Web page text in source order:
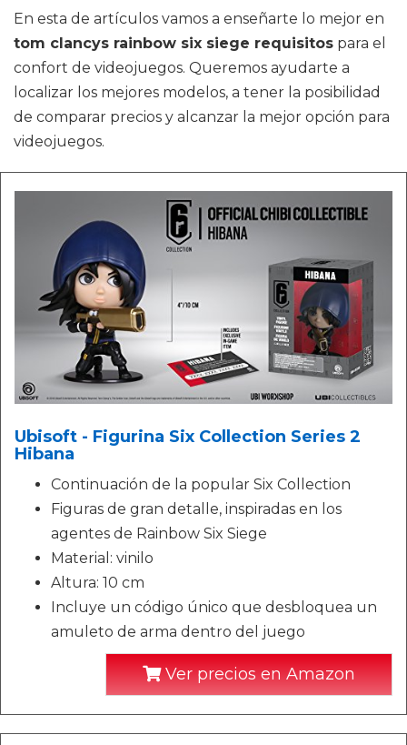
En esta de artículos vamos a enseñarte lo mejor en
tom clancys rainbow six siege requisitos para el
confort de videojuegos. Queremos ayudarte a
localizar los mejores modelos, a tener la posibilidad
de comparar precios y alcanzar la mejor opción para
videojuegos.
Ubisoft - Figurina Six Collection Series 2
Hibana
Continuación de la popular Six Collection
Figuras de gran detalle, inspiradas en los
agentes de Rainbow Six Siege
Material: vinilo
Altura: 10 cm
Incluye un código único que desbloquea un
amuleto de arma dentro del juego
Ver precios en Amazon